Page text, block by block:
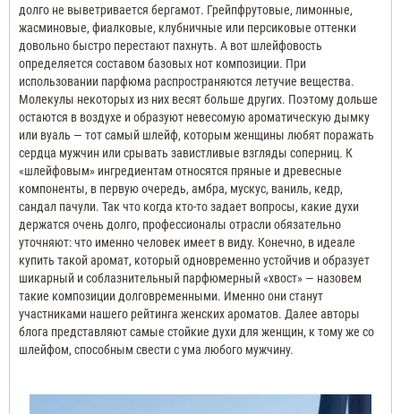
долго не выветривается бергамот. Грейпфрутовые, лимонные,
жасминовые, фиалковые, клубничные или персиковые оттенки
довольно быстро перестают пахнуть. А вот шлейфовость
определяется составом базовых нот композиции. При
использовании парфюма распространяются летучие вещества.
Молекулы некоторых из них весят больше других. Поэтому дольше
остаются в воздухе и образуют невесомую ароматическую дымку
или вуаль — тот самый шлейф, которым женщины любят поражать
сердца мужчин или срывать завистливые взгляды соперниц. К
«шлейфовым» ингредиентам относятся пряные и древесные
компоненты, в первую очередь, амбра, мускус, ваниль, кедр,
сандал пачули. Так что когда кто-то задает вопросы, какие духи
держатся очень долго, профессионалы отрасли обязательно
уточняют: что именно человек имеет в виду. Конечно, в идеале
купить такой аромат, который одновременно устойчив и образует
шикарный и соблазнительный парфюмерный «хвост» — назовем
такие композиции долговременными. Именно они станут
участниками нашего рейтинга женских ароматов. Далее авторы
блога представляют самые стойкие духи для женщин, к тому же со
шлейфом, способным свести с ума любого мужчину.